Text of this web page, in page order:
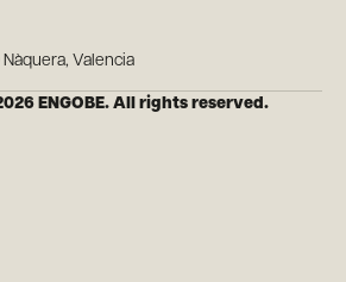
Nàquera, Valencia
ENGOBE. All rights reserved.